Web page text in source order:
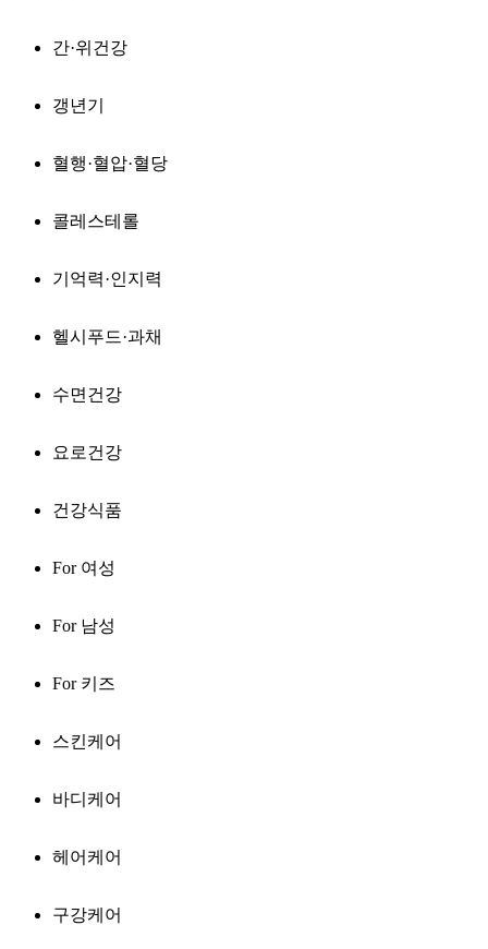
간·위건강
갱년기
혈행·혈압·혈당
콜레스테롤
기억력·인지력
헬시푸드·과채
수면건강
요로건강
건강식품
For 여성
For 남성
For 키즈
스킨케어
바디케어
헤어케어
구강케어